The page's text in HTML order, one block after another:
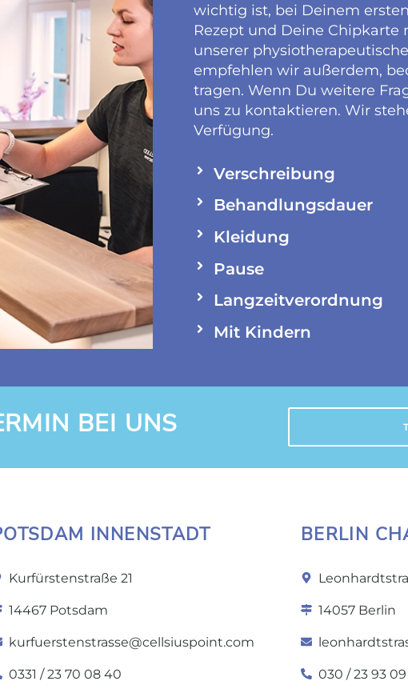
wichtig ist, bei Deinem
Rezept und Deine Chipkarte
unserer
empfehlen wir außerdem,
tragen. Wenn Du weitere
uns zu kontaktieren. Wir
Verfügung.
Verschreibung
Behandlungsdauer
Kleidung
Pause
Langzeitverordnung
Mit Kindern
BEI UNS
INNENSTADT
Kurfürstenstraße 21
14467 Potsdam
kurfuerstenstrasse@cellsiuspoint.com
0331 / 23 70 08 40
BERLIN
14057 Berlin
030 / 23 93 09